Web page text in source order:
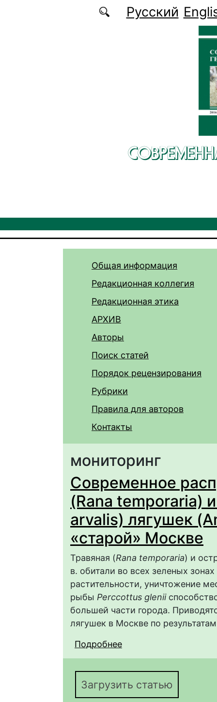
Перейти к основному содержаниюРусский
Общая информация
Редакционная коллегия
Редакционная этика
АРХИВ
Авторы
Поиск статей
Порядок рецензирования
Рубрики
Правила для авторов
Контакты
мониторинг
Современное
(Rana temporaria)
arvalis) лягушек
«старой» Москве
Травяная (Rana temporaria) и
в. обитали во всех зеленых
растительности, уничтожение
рыбы Perccottus glenii
большей части города.
лягушек в Москве по
Подробнее
остромордой (R.
Москве
Загрузить статью